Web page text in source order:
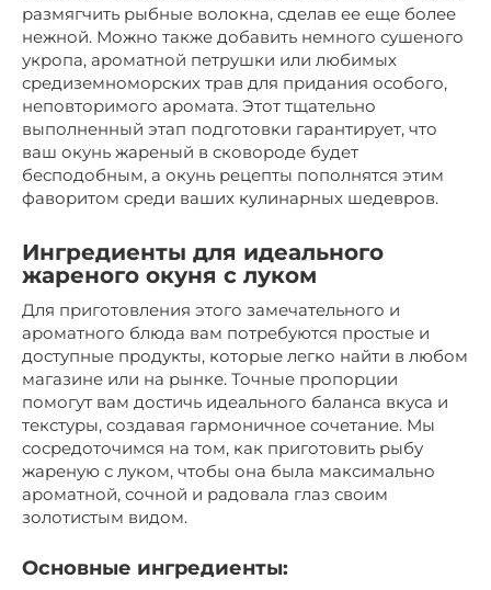
размягчить рыбные волокна, сделав ее еще более
нежной. Можно также добавить немного сушеного
укропа, ароматной петрушки или любимых
средиземноморских трав для придания особого,
неповторимого аромата. Этот тщательно
выполненный этап подготовки гарантирует, что
ваш окунь жареный в сковороде будет
бесподобным, а окунь рецепты пополнятся этим
фаворитом среди ваших кулинарных шедевров.
Ингредиенты для идеального
жареного окуня с луком
Для приготовления этого замечательного и
ароматного блюда вам потребуются простые и
доступные продукты, которые легко найти в любом
магазине или на рынке. Точные пропорции
помогут вам достичь идеального баланса вкуса и
текстуры, создавая гармоничное сочетание. Мы
сосредоточимся на том, как приготовить рыбу
жареную с луком, чтобы она была максимально
ароматной, сочной и радовала глаз своим
золотистым видом.
Основные ингредиенты: